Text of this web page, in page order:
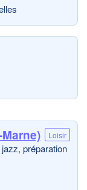
Loisir
préparation